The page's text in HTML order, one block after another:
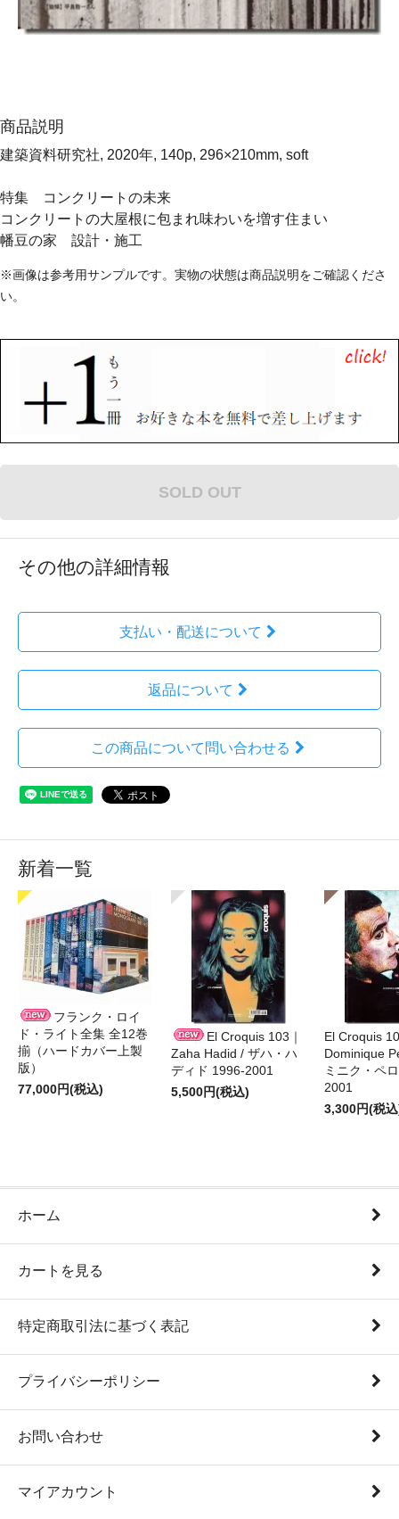
商品説明
建築資料研究社, 2020年, 140p, 296×210mm, soft
特集 コンクリートの未来
コンクリートの大屋根に包まれ味わいを増す住まい
幡豆の家 設計・施工
※画像は参考用サンプルです。実物の状態は商品説明をご確認くださ
い。
SOLD OUT
その他の詳細情報
支払い・配送について
返品について
この商品について問い合わせる
新着一覧
フランク・ロイ
ド・ライト全集 全12巻
揃（ハードカバー上製
版）
77,000円(税込)
El Croquis 103｜
Zaha Hadid / ザハ・ハ
ディド 1996-2001
5,500円(税込)
El Croquis
Dominique
ミニク・ペ
2001
3,300円(税
ホーム
カートを見る
特定商取引法に基づく表記
プライバシーポリシー
お問い合わせ
マイアカウント